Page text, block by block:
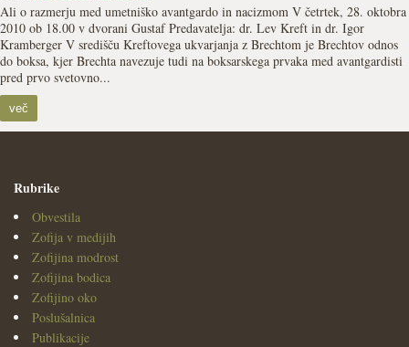
Ali o razmerju med umetniško avantgardo in nacizmom V četrtek, 28. oktobra
2010 ob 18.00 v dvorani Gustaf Predavatelja: dr. Lev Kreft in dr. Igor
Kramberger V središču Kreftovega ukvarjanja z Brechtom je Brechtov odnos
do boksa, kjer Brechta navezuje tudi na boksarskega prvaka med avantgardisti
pred prvo svetovno...
več
Rubrike
Obvestila
Zofija v medijih
Zofijina modrost
Zofijina bodica
Zofijino oko
Poslušalnica
Publikacije